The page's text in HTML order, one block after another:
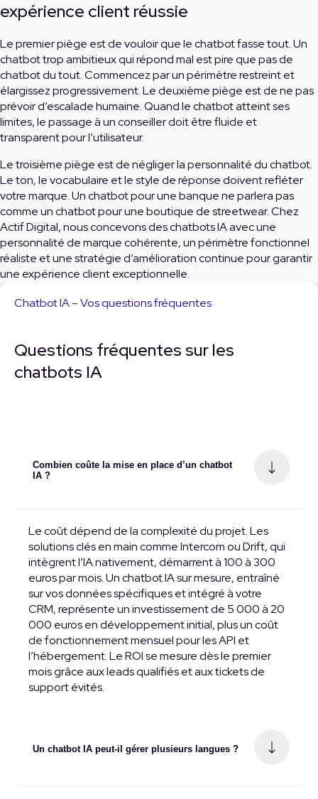
expérience client réussie
Le premier piège est de vouloir que le chatbot fasse tout. Un
chatbot trop ambitieux qui répond mal est pire que pas de
chatbot du tout. Commencez par un périmètre restreint et
élargissez progressivement. Le deuxième piège est de ne pas
prévoir d’escalade humaine. Quand le chatbot atteint ses
limites, le passage à un conseiller doit être fluide et
transparent pour l’utilisateur.
Le troisième piège est de négliger la personnalité du chatbot.
Le ton, le vocabulaire et le style de réponse doivent refléter
votre marque. Un chatbot pour une banque ne parlera pas
comme un chatbot pour une boutique de streetwear. Chez
Actif Digital, nous concevons des chatbots IA avec une
personnalité de marque cohérente, un périmètre fonctionnel
réaliste et une stratégie d’amélioration continue pour garantir
une expérience client exceptionnelle.
Chatbot IA – Vos questions fréquentes
Questions fréquentes sur les
chatbots IA
Combien coûte la mise en place d’un chatbot
IA ?
Le coût dépend de la complexité du projet. Les
solutions clés en main comme Intercom ou Drift, qui
intègrent l’IA nativement, démarrent à 100 à 300
euros par mois. Un chatbot IA sur mesure, entraîné
sur vos données spécifiques et intégré à votre
CRM, représente un investissement de 5 000 à 20
000 euros en développement initial, plus un coût
de fonctionnement mensuel pour les API et
l’hébergement. Le ROI se mesure dès le premier
mois grâce aux leads qualifiés et aux tickets de
support évités.
Un chatbot IA peut-il gérer plusieurs langues ?